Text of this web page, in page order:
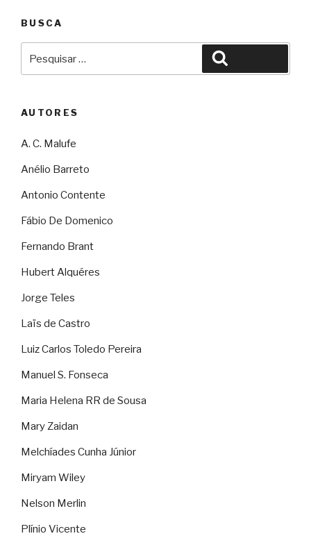
BUSCA
por:
AUTORES
A. C. Malufe
Anélio Barreto
Antonio Contente
Fábio De Domenico
Fernando Brant
Hubert Alquéres
Jorge Teles
Laïs de Castro
Luiz Carlos Toledo Pereira
Manuel S. Fonseca
Maria Helena RR de Sousa
Mary Zaidan
Melchíades Cunha Júnior
Miryam Wiley
Nelson Merlin
Plínio Vicente